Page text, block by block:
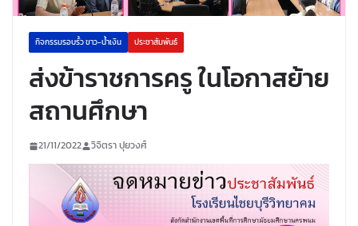
กิจกรรมรอบรั้ว ขาว-น้ำเงิน ประชาสัมพันธ์
ส่งข้าราชการครู ในโอกาสย้าย
สถานศึกษา
21/11/2022 วิจิตรา ปุยวงศ์